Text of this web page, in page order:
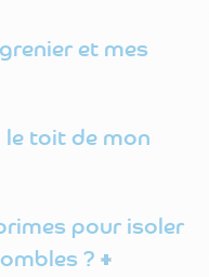
et mes
le toit de mon
pour isoler
?